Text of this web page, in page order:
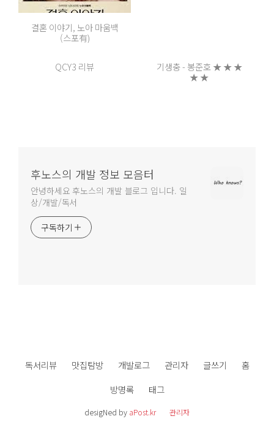
결혼 이야기, 노아 마움백
(스포有)
QCY3 리뷰
기생충 - 봉준호 ★ ★ ★
★ ★
후노스의 개발 정보 모음터
안녕하세요 후노스의 개발 블로그 입니다. 일
상/개발/독서
구독하기
독서리뷰 맛집탐방 개발로그 관리자 글쓰기
홈
방명록
태그
desigNed by aPost.kr 관리자